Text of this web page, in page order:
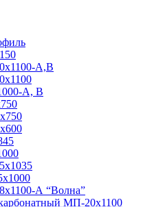
А,В
А, В
А “Волна”
МП-20х1100